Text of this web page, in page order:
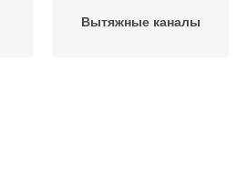
Вытяжные каналы